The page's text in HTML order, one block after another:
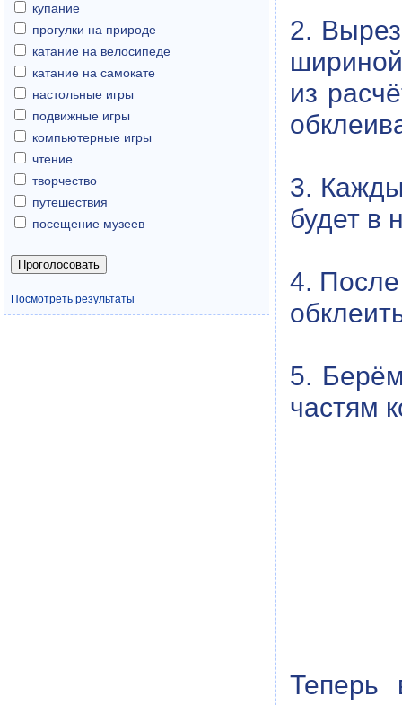
2.
из
3.
будет в
4.
5.
частям
Теперь
купание
прогулки на природе
катание на велосипеде
катание на самокате
настольные игры
подвижные игры
компьютерные игры
чтение
творчество
путешествия
посещение музеев
Посмотреть результаты